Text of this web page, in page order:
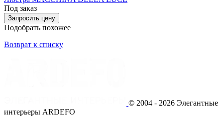
Под заказ
Запросить цену
Подобрать похожее
Возврат к списку
© 2004 - 2026 Элегантные
интерьеры ARDEFO